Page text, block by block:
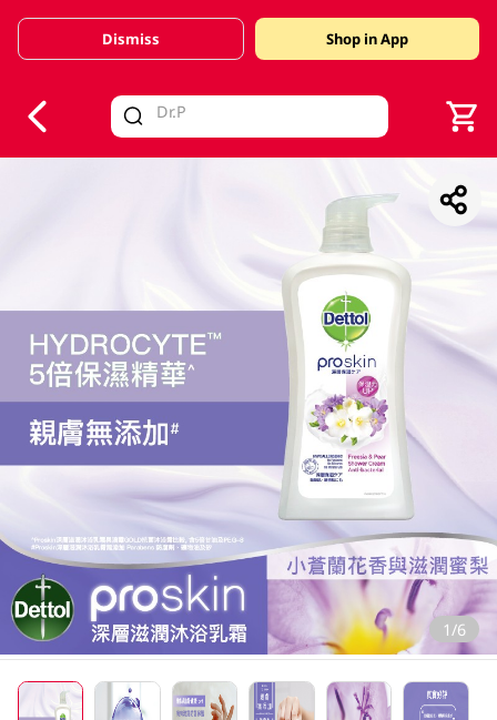
Valid Until 30 June 2026
Dismiss Shop in App
1/6